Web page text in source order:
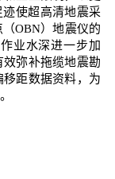
使超高清地震采
OBN）地震仪的
业水深进一步加
弥补拖缆地震勘
距数据资料，为